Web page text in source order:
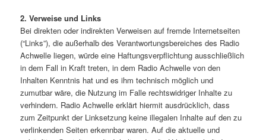
2. Verweise und Links
Bei direkten oder indirekten Verweisen auf fremde Internetseiten
(“Links”), die außerhalb des Verantwortungsbereiches des Radio
Achwelle liegen, würde eine Haftungsverpflichtung ausschließlich
in dem Fall in Kraft treten, in dem Radio Achwelle von den
Inhalten Kenntnis hat und es ihm technisch möglich und
zumutbar wäre, die Nutzung im Falle rechtswidriger Inhalte zu
verhindern. Radio Achwelle erklärt hiermit ausdrücklich, dass
zum Zeitpunkt der Linksetzung keine illegalen Inhalte auf den zu
verlinkenden Seiten erkennbar waren. Auf die aktuelle und